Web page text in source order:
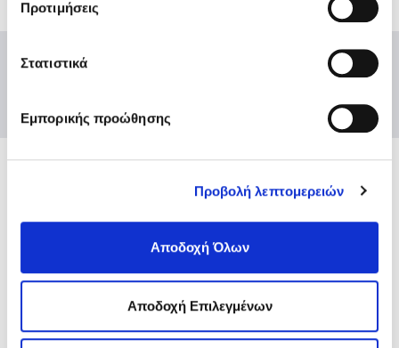
στην “Προβολή λεπτομερειών”.
Προτιμήσεις
Στατιστικά
Εμπορικής προώθησης
Προβολή λεπτομερειών
Αποδοχή Όλων
Αποδοχή Επιλεγμένων
Χρήσιμοι κόμβοι
Αποστολή Ηλ. Μηνύματος
Emails και τηλέφωνα εξυπηρέτησης
Αθήνα